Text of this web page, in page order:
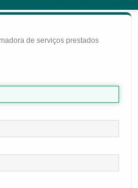
de serviços prestados